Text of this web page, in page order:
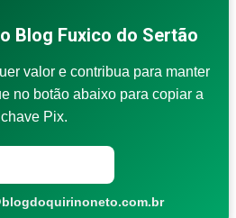
Blog Fuxico do Sertão
valor e contribua para manter
no botão abaixo para copiar a
chave Pix.